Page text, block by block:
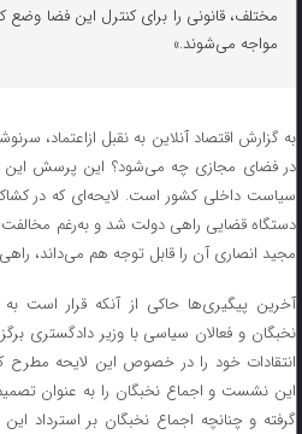
مختلف، قانونی را برای کنترل این فضا وضع
مواجه می‌شوند.»
به گزارش اقتصاد آنلاین به نقبل ازاعتماد،
در فضای مجازی چه می‌شود؟ این پرسش این
دستگاه قضایی راهی دولت شد و به‌رغم
مجید انصاری آن را قابل توجه هم می‌داند،
آخرین پیگیری‌ها حاکی از آنکه قرار است
نخبگان و فعالان سیاسی با وزیر دادگستری
انتقادات خود را در خصوص این لایحه مطرح
این نشست و اجماع نخبگان را به عنوان
گرفته و چنانچه اجماع نخبگان بر استرداد